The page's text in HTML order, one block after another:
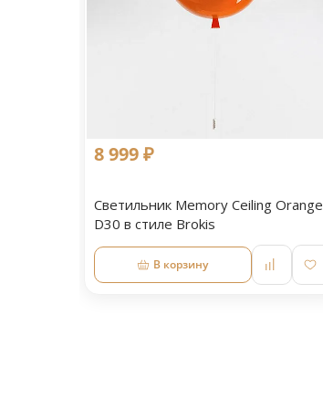
8 999 ₽
Светильник Memory Ceiling Orange
D30 в стиле Brokis
В корзину